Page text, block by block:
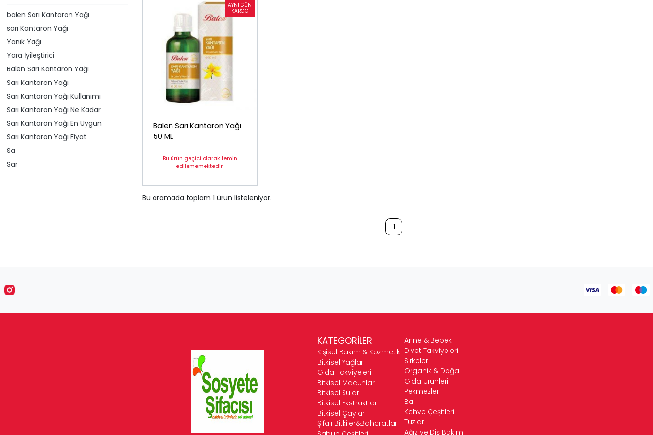
​balen Sarı Kantaron Yağı
​sarı Kantaron Yağı
Yanık Yağı
Yara İyileştirici
Balen Sarı Kantaron Yağı
Sarı Kantaron Yağı
Sarı Kantaron Yağı Kullanımı
Sarı Kantaron Yağı Ne Kadar
Sarı Kantaron Yağı En Uygun
Sarı Kantaron Yağı Fiyat
Sa
Sar
Balen Sarı Kantaron Yağı
50 ML
Bu ürün geçici olarak temin
edilememektedir.
Bu aramada toplam 1 ürün listeleniyor.
1
KATEGORİLER
Kişisel Bakım & Kozmetik
Bitkisel Yağlar
Gıda Takviyeleri
Bitkisel Macunlar
Bitkisel Sular
Bitkisel Ekstraktlar
Bitkisel Çaylar
Şifalı Bitkiler&Baharatlar
Anne & Bebek
Diyet Takviyeleri
Sirkeler
Organik & Doğal
Gıda Ürünleri
Pekmezler
Bal
Kahve Çeşitleri
Tuzlar
Ağız ve Diş Bakımı